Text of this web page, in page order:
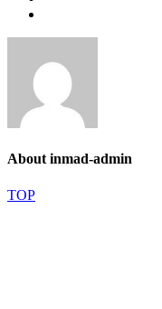
Aboutinmad-admin
TOP